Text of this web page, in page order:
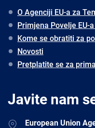
O Agenciji EU-a za
Primjena Povelje EU-
Kome se obratiti za
Novosti
Pretplatite se za
Javite nam
AddressEuropean Union